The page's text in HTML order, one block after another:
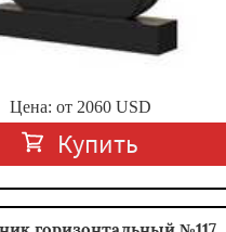
Цена: от 2060USD
Купить